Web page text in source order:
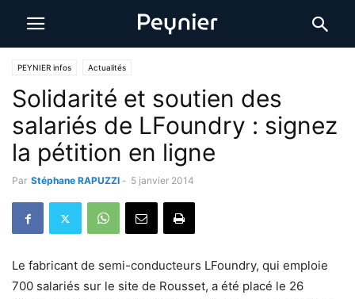
PEYNIER infos Actualités
Solidarité et soutien des
salariés de LFoundry : signez
la pétition en ligne
Par Stéphane RAPUZZI - 5 janvier 2014
Le fabricant de semi-conducteurs LFoundry, qui emploie
700 salariés sur le site de Rousset, a été placé le 26